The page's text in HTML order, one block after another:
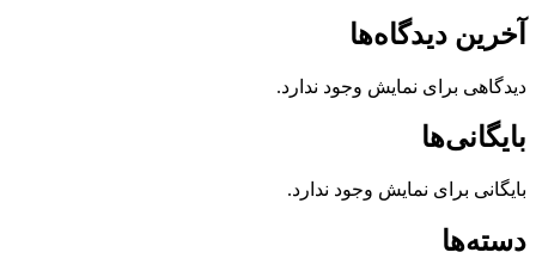
آخرین دیدگاه‌ها
دیدگاهی برای نمایش وجود ندارد.
بایگانی‌ها
بایگانی برای نمایش وجود ندارد.
دسته‌ها